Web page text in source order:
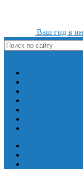
Ваш гид в